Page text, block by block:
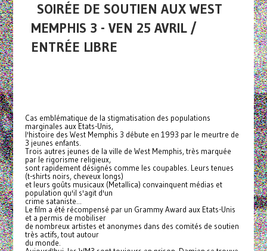
SOIRÉE DE SOUTIEN AUX WEST
MEMPHIS 3 - VEN 25 AVRIL /
ENTRÉE LIBRE
Cas emblématique de la stigmatisation des populations
marginales aux Etats-Unis,
l'histoire des West Memphis 3 débute en 1993 par le meurtre de
3 jeunes enfants.
Trois autres jeunes de la ville de West Memphis, très marquée
par le rigorisme religieux,
sont rapidement désignés comme les coupables. Leurs tenues
(t-shirts noirs, cheveux longs)
et leurs goûts musicaux (Metallica) convainquent médias et
population qu'il s'agit d'un
crime sataniste...
Le film a été récompensé par un Grammy Award aux Etats-Unis
et a permis de mobiliser
de nombreux artistes et anonymes dans des comités de soutien
très actifs, tout autour
du monde.